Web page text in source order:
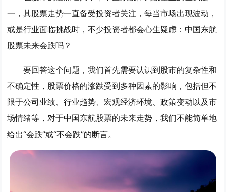
一，其股票走势一直备受投资者关注，每当市场出现波动，
或是行业面临挑战时，不少投资者都会心生疑虑：中国东航
股票未来会跌吗？
要回答这个问题，我们首先需要认识到股市的复杂性和
不确定性，股票价格的涨跌受到多种因素的影响，包括但不
限于公司业绩、行业趋势、宏观经济环境、政策变动以及市
场情绪等，对于中国东航股票的未来走势，我们不能简单地
给出“会跌”或“不会跌”的断言。